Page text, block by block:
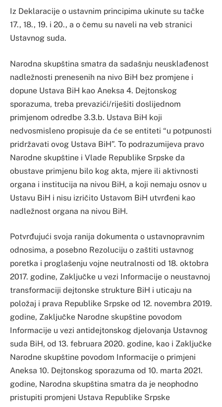
Iz Deklaracije o ustavnim principima ukinute su tačke
17., 18., 19. i 20., a o čemu su naveli na veb stranici
Ustavnog suda.
Narodna skupština smatra da sadašnju neusklađenost
nadležnosti prenesenih na nivo BiH bez promjene i
dopune Ustava BiH kao Aneksa 4. Dejtonskog
sporazuma, treba prevazići/riješiti doslijednom
primjenom odredbe 3.3.b. Ustava BiH koji
nedvosmisleno propisuje da će se entiteti “u potpunosti
pridržavati ovog Ustava BiH”. To podrazumijeva pravo
Narodne skupštine i Vlade Republike Srpske da
obustave primjenu bilo kog akta, mjere ili aktivnosti
organa i institucija na nivou BiH, a koji nemaju osnov u
Ustavu BiH i nisu izričito Ustavom BiH utvrđeni kao
nadležnost organa na nivou BiH.
Potvrđujući svoja ranija dokumenta o ustavnopravnim
odnosima, a posebno Rezoluciju o zaštiti ustavnog
poretka i proglašenju vojne neutralnosti od 18. oktobra
2017. godine, Zaključke u vezi Informacije o neustavnoj
transformaciji dejtonske strukture BiH i uticaju na
položaj i prava Republike Srpske od 12. novembra 2019.
godine, Zaključke Narodne skupštine povodom
Informacije u vezi antidejtonskog djelovanja Ustavnog
suda BiH, od 13. februara 2020. godine, kao i Zaključke
Narodne skupštine povodom Informacije o primjeni
Aneksa 10. Dejtonskog sporazuma od 10. marta 2021.
godine, Narodna skupština smatra da je neophodno
pristupiti promjeni Ustava Republike Srpske